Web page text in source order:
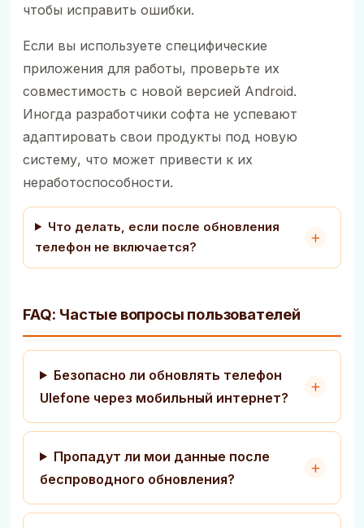
чтобы исправить ошибки.
Если вы используете специфические
приложения для работы, проверьте их
совместимость с новой версией Android.
Иногда разработчики софта не успевают
адаптировать свои продукты под новую
систему, что может привести к их
неработоспособности.
Что делать, если после обновления
телефон не включается?
FAQ: Частые вопросы пользователей
Безопасно ли обновлять телефон
Ulefone через мобильный интернет?
Пропадут ли мои данные после
беспроводного обновления?